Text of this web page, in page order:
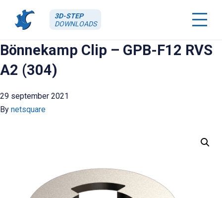
3D-STEP
DOWNLOADS
Bönnekamp Clip – GPB-F12 RVS
A2 (304)
29 september 2021
By netsquare